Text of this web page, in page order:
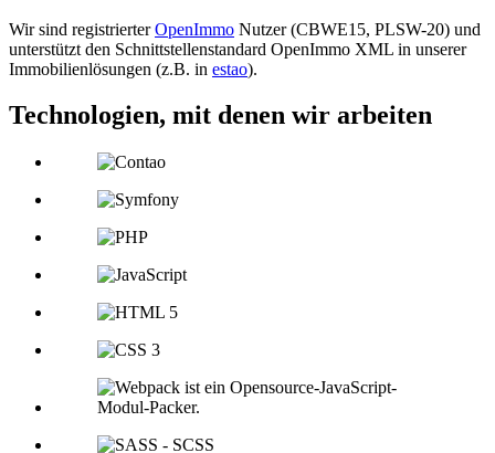
Wir sind registrierterOpenImmo Nutzer (CBWE15, PLSW-20) und
unterstützt den Schnittstellenstandard OpenImmo XML in unserer
Immobilienlösungen (z.B. in estao).
Technologien, mit denen wir arbeiten